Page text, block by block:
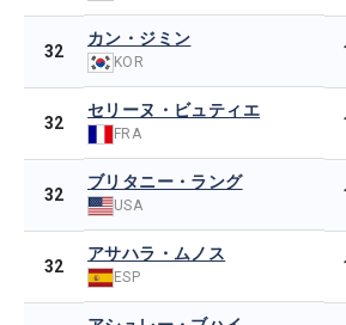
32
カン・ジミン
KOR
32
セリーヌ・ビュティエ
FRA
32
ブリタニー・ラング
USA
32
アサハラ・ムノス
ESP